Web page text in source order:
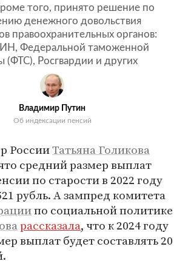
того, принято решение по
денежного довольствия
правоохранительных органов:
Федеральной таможенной
(ФТС), Росгвардии и других
Владимир Путин
Об индексации пенсий
РоссииТатьяна Голикова
средний размер выплат
по старости в 2022 году
рубль. А зампред комитета
по социальной политике
рассказала, что к 2024 году
выплат будет составлять 20